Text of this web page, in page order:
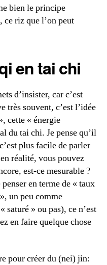
bien le principe
riz que l’on peut
en tai chi
d’insister, car c’est
très souvent, c’est l’idée
cette « énergie
du tai chi. Je pense qu’il
plus facile de parler
réalité, vous pouvez
est-ce mesurable ?
en terme de « taux
un peu comme
saturé » ou pas), ce n’est
en faire quelque chose
pour créer du (nei) jin: